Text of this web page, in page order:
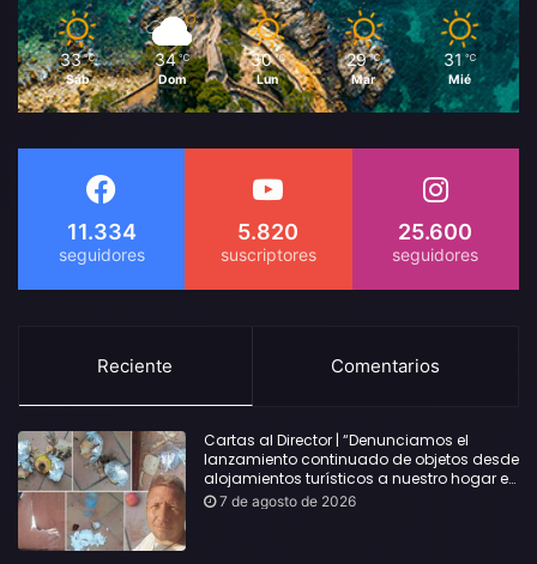
33 ℃
Sáb
34 ℃
Dom
30 ℃
Lun
29 ℃
Mar
31 ℃
Mié
11.334 5.820 25.600
Reciente Comentarios
Cartas al Director | “Denunciamos el
lanzamiento continuado de objetos desde
alojamientos turísticos a nuestro hogar en
Lloret: Podría haber causado una
7 de agosto de 2026